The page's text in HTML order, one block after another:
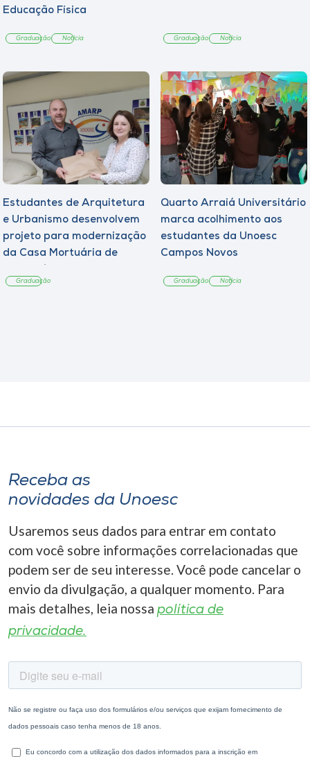
Educação Física
Graduação Notícia Graduação Notícia
Estudantes de Arquitetura
e Urbanismo desenvolvem
projeto para modernização
da Casa Mortuária de
Graduação
Quarto Arraiá Universitário
marca acolhimento aos
estudantes da Unoesc
Campos Novos
Graduação Notícia
Receba as
novidades da Unoesc
Usaremos seus dados para entrar em contato
com você sobre informações correlacionadas que
podem ser de seu interesse. Você pode cancelar o
envio da divulgação, a qualquer momento. Para
mais detalhes, leia nossa política de
privacidade.